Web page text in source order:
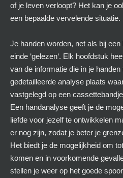
of je leven verloopt? Het kan je
een bepaalde vervelende situatie.
Je handen worden, net als bij
einde ‘gelezen‘. Elk hoofdstuk
van de informatie die in je
gedetailleerde analyse plaats
vastgelegd op een
Een handanalyse geeft je de
liefde voor jezelf te ontwikkelen
er nog zijn, zodat je beter je
Het biedt je de mogelijkheid om
komen en in voorkomende
stellen je weer op het goede